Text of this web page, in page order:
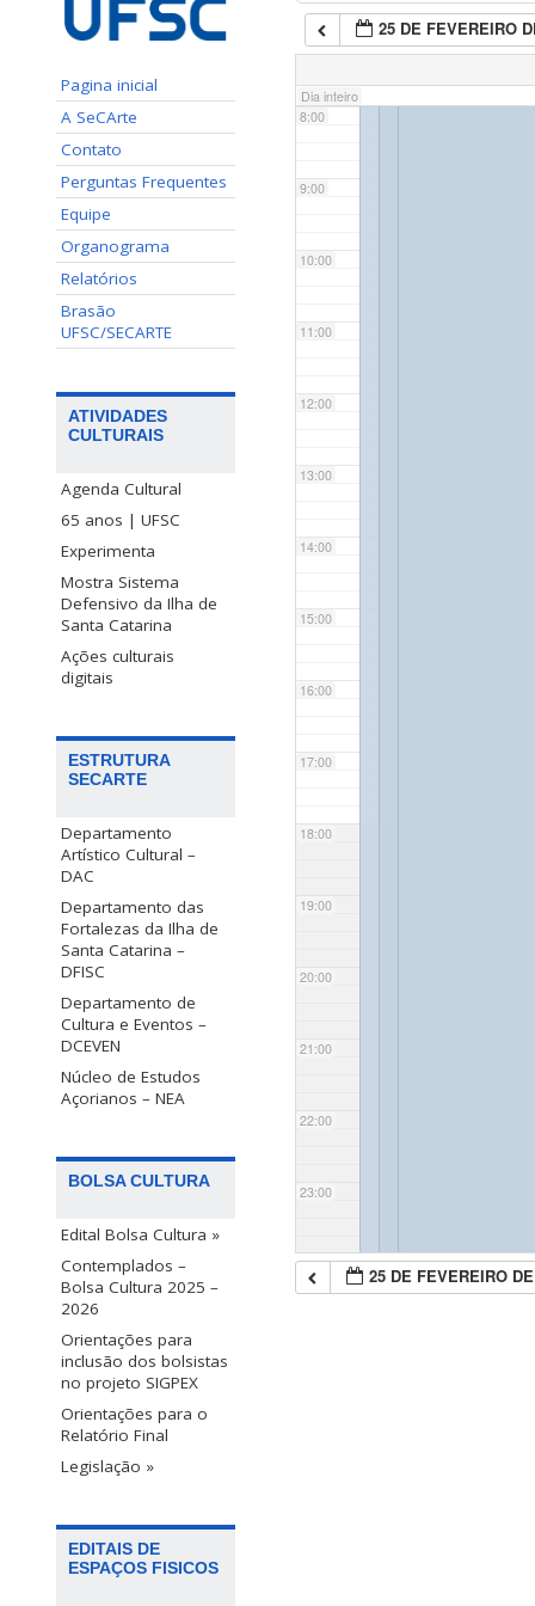
Pagina inicial
A SeCArte
Contato
Perguntas Frequentes
Equipe
Organograma
Relatórios
Brasão
UFSC/SECARTE
ATIVIDADES
CULTURAIS
Agenda Cultural
65 anos | UFSC
Experimenta
Mostra Sistema
Defensivo da Ilha de
Santa Catarina
Ações culturais
digitais
ESTRUTURA
SECARTE
Departamento
Artístico Cultural –
DAC
Departamento das
Fortalezas da Ilha de
Santa Catarina –
DFISC
Departamento de
Cultura e Eventos –
DCEVEN
Núcleo de Estudos
Açorianos – NEA
BOLSA CULTURA
Edital Bolsa Cultura »
Contemplados –
Bolsa Cultura 2025 –
2026
Orientações para
inclusão dos bolsistas
no projeto SIGPEX
Orientações para o
Relatório Final
Legislação »
EDITAIS DE
ESPAÇOS FISICOS
25 DE FEVEREIRO
Dia inteiro
7:00
8:00
9:00
10:00
11:00
12:00
13:00
14:00
15:00
16:00
17:00
18:00
19:00
20:00
21:00
22:00
23:00
25 DE FEVEREIRO